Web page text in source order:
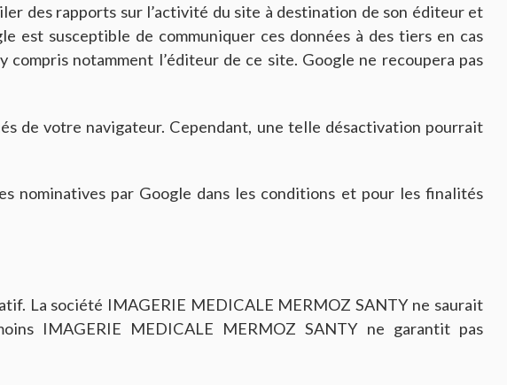
des rapports sur l’activité du site à destination de son éditeur et
est susceptible de communiquer ces données à des tiers en cas
notamment l’éditeur de ce site. Google ne recoupera pas
de votre navigateur. Cependant, une telle désactivation pourrait
nominatives par Google dans les conditions et pour les finalités
La société IMAGERIE MEDICALE MERMOZ SANTY ne saurait
IMAGERIE MEDICALE MERMOZ SANTY ne garantit pas